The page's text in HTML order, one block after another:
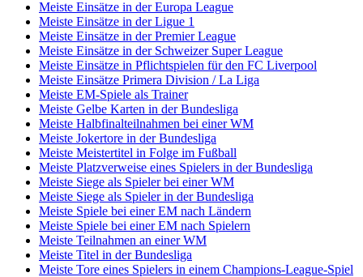
Meiste Einsätze in der Europa League
Meiste Einsätze in der Ligue 1
Meiste Einsätze in der Premier League
Meiste Einsätze in der Schweizer Super League
Meiste Einsätze in Pflichtspielen für den FC Liverpool
Meiste Einsätze Primera Division / La Liga
Meiste EM-Spiele als Trainer
Meiste Gelbe Karten in der Bundesliga
Meiste Halbfinalteilnahmen bei einer WM
Meiste Jokertore in der Bundesliga
Meiste Meistertitel in Folge im Fußball
Meiste Platzverweise eines Spielers in der Bundesliga
Meiste Siege als Spieler bei einer WM
Meiste Siege als Spieler in der Bundesliga
Meiste Spiele bei einer EM nach Ländern
Meiste Spiele bei einer EM nach Spielern
Meiste Teilnahmen an einer WM
Meiste Titel in der Bundesliga
Meiste Tore eines Spielers in einem Champions-League-Spiel